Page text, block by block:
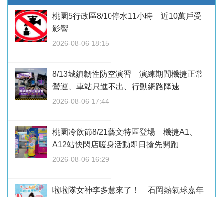
桃園5行政區8/10停水11小時 近10萬戶受
影響
2026-08-06 18:15
8/13城鎮韌性防空演習 演練期間機捷正常
營運、車站只進不出、行動網路降速
2026-08-06 17:44
桃園冷飲節8/21藝文特區登場 機捷A1、
A12站快閃店暖身活動即日搶先開跑
2026-08-06 16:29
啦啦隊女神李多慧來了！ 石岡熱氣球嘉年